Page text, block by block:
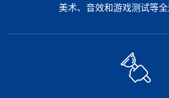
美术、音效和游戏测试等全